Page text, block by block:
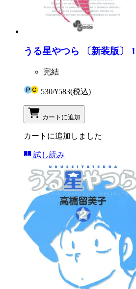
うる星やつら 〔新装版〕 1
完結
530/¥583(税込)
カートに追加
カートに追加しました
試し読み